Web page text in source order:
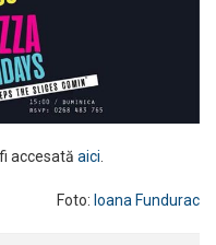
accesată aici
Foto: Ioana Fundurac